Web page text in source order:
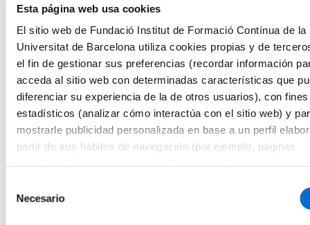
Esta página web usa cookies
El sitio web de Fundació Institut de Formació Contínua de la
Universitat de Barcelona utiliza cookies propias y de
el fin de gestionar sus preferencias (recordar información
acceda al sitio web con determinadas características que
diferenciar su experiencia de la de otros usuarios), con fines
estadísticos (analizar cómo interactúa con el sitio web) y
mostrarle publicidad personalizada en base a un perfil
partir de sus hábitos de navegación (por ejemplo, páginas
Necesario
9:15-9:30 RECEPCIÓN
9:45-10:45Entidades de distribución: tipos y criterios
para el cumplimiento de buenas prácticas de distribución
(GDP)
. Ana Yagüe
10:45-11:45Aspectos relevantes de las buenas prácticas de
distribución . Rocio Garcia, DICM (AEMPS)
11:45-12:15 PAUSA CAFÉ
12:15-13:15
Aspectos verificados y principales deficiencias
en las inspecciones a Almacenes Bajo Vigilancia Aduanera
(ABVA). Susana Andueza, Área de Sanidad (SDG
Barcelona)
13:45-15:00 ALMUERZO
incumplimientos frecuentes y cómo evitarlos